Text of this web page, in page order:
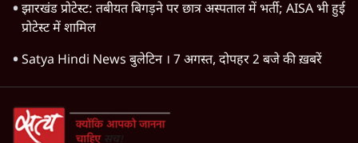
झारखंड प्रोटेस्ट: तबीयत बिगड़ने पर छात्र अस्पताल में भर्ती; AISA भी हुई
प्रोटेस्ट में शामिल
Satya Hindi News बुलेटिन । 7 अगस्त, दोपहर 2 बजे की ख़बरें